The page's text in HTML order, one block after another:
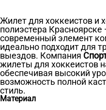
Жилет для хоккеистов и
полиэстера
современный элемент
идеально подходит для
выездов. Компания
жилеты для хоккеистов
обеспечивая высокий
возможность полной
стиль.
Материал